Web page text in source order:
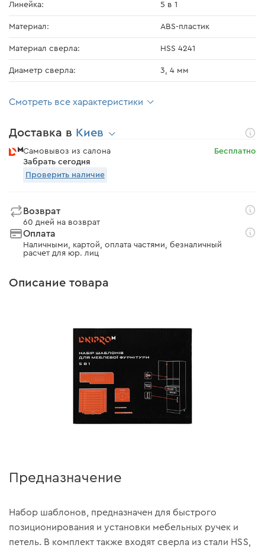
Линейка: 5 в 1
Материал: ABS-пластик
Материал сверла: HSS 4241
Диаметр сверла: 3, 4 мм
Смотреть все характеристики
Доставка в Киев
Самовывоз из салона
Забрать сегодня
Бесплатно
Проверить наличие
Возврат
60 дней на возврат
Оплата
Наличными, картой, оплата частями, безналичный
расчет для юр. лиц
Описание товара
Предназначение
Набор шаблонов, предназначен для быстрого
позиционирования и установки мебельных ручек и
петель. В комплект также входят сверла из стали HSS,